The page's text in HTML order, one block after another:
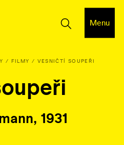
Menu
FILMY VESNIČTÍ SOUPEŘI
1931